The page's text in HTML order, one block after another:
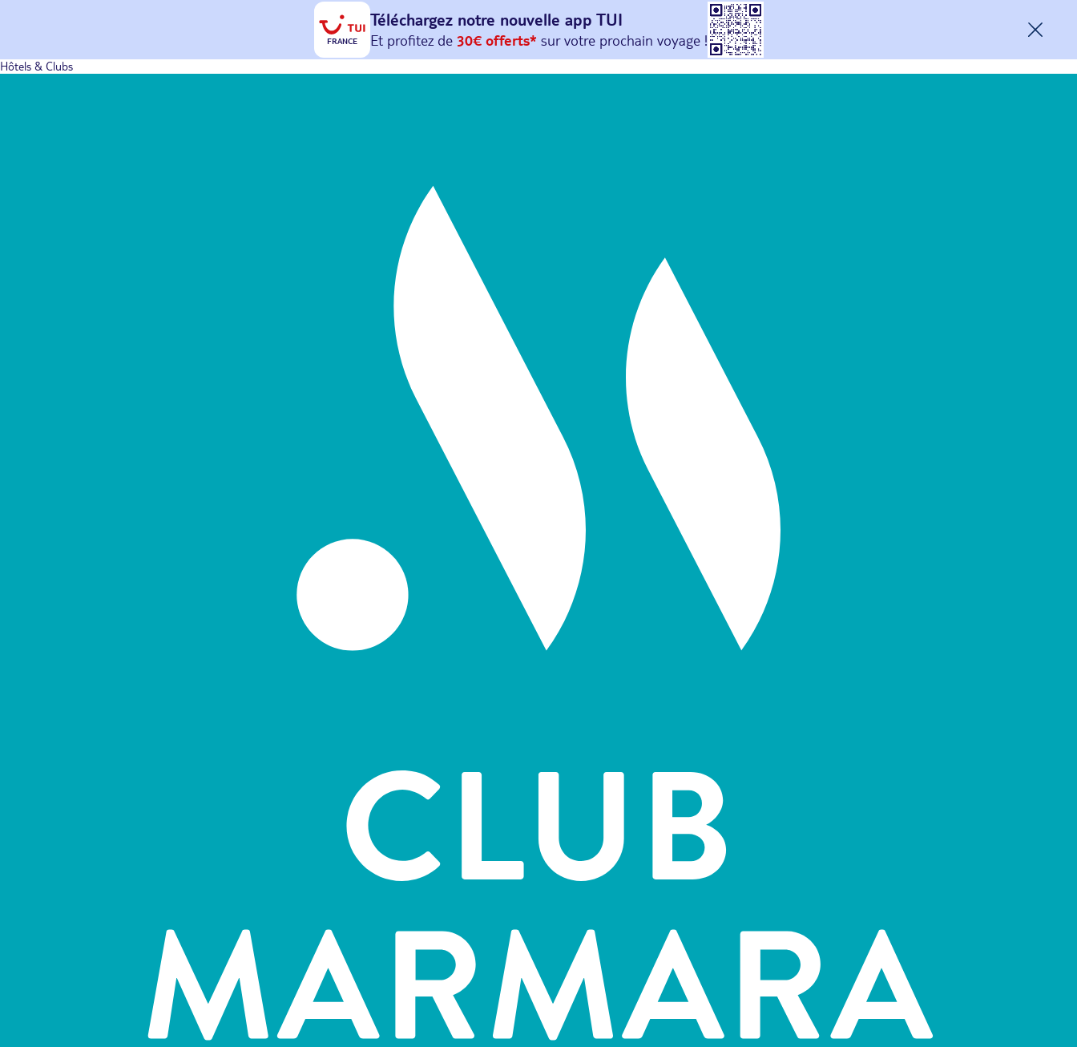
FRANCE
Téléchargez notre nouvelle app TUI
Et profitez de 30€ offerts*sur votreprochain
avec le code : HAPPYAPP
Hôtels & Clubs